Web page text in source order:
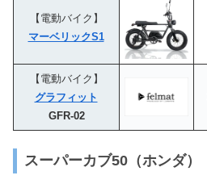
【電動バイク】
マーベリックS1
【電動バイク】
グラフィット
GFR-02
スーパーカブ50（ホンダ）